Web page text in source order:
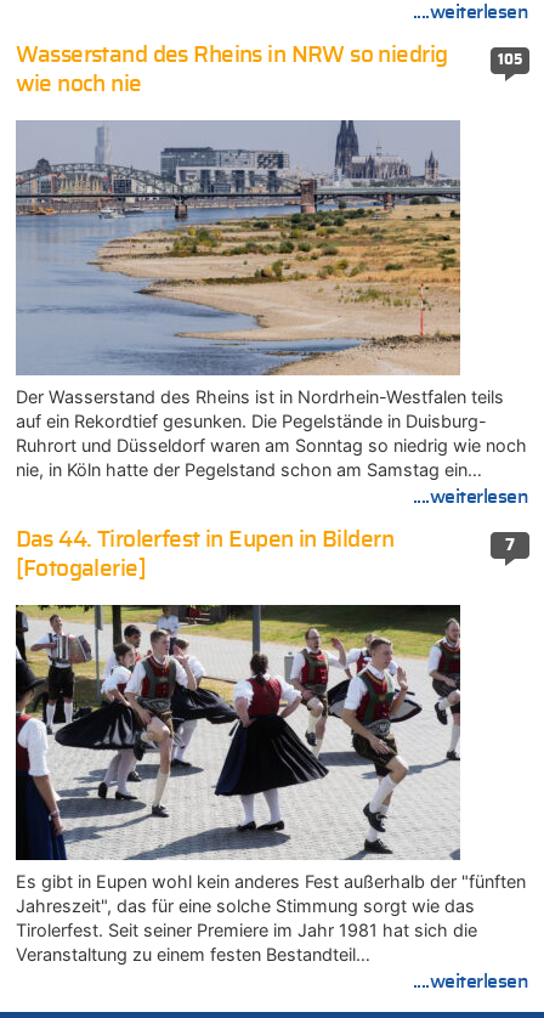
....weiterlesen
105
Wasserstand des Rheins in NRW so niedrig
wie noch nie
Der Wasserstand des Rheins ist in Nordrhein-Westfalen teils
auf ein Rekordtief gesunken. Die Pegelstände in Duisburg-
Ruhrort und Düsseldorf waren am Sonntag so niedrig wie noch
nie, in Köln hatte der Pegelstand schon am Samstag ein…
....weiterlesen
7
Das 44. Tirolerfest in Eupen in Bildern
[Fotogalerie]
Es gibt in Eupen wohl kein anderes Fest außerhalb der "fünften
Jahreszeit", das für eine solche Stimmung sorgt wie das
Tirolerfest. Seit seiner Premiere im Jahr 1981 hat sich die
Veranstaltung zu einem festen Bestandteil…
....weiterlesen